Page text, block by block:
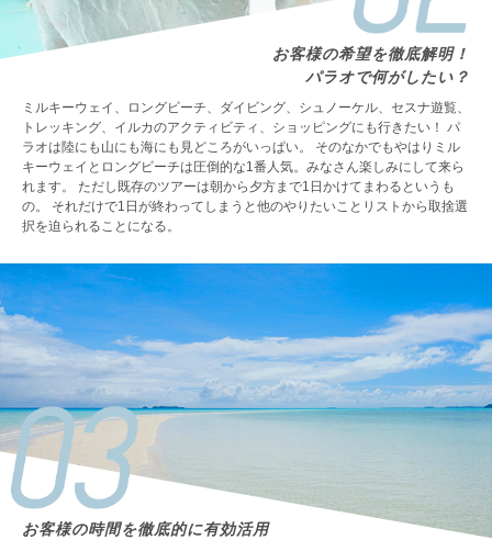
お客様の希望を徹底解明！
パラオで何がしたい？
ミルキーウェイ、ロングビーチ、ダイビング、シュノーケル、セスナ遊覧、
トレッキング、イルカのアクティビティ、ショッピングにも行きたい！ パ
ラオは陸にも山にも海にも見どころがいっぱい。 そのなかでもやはりミル
キーウェイとロングビーチは圧倒的な1番人気。みなさん楽しみにして来ら
れます。 ただし既存のツアーは朝から夕方まで1日かけてまわるというも
の。 それだけで1日が終わってしまうと他のやりたいことリストから取捨選
択を迫られることになる。
お客様の時間を徹底的に有効活用